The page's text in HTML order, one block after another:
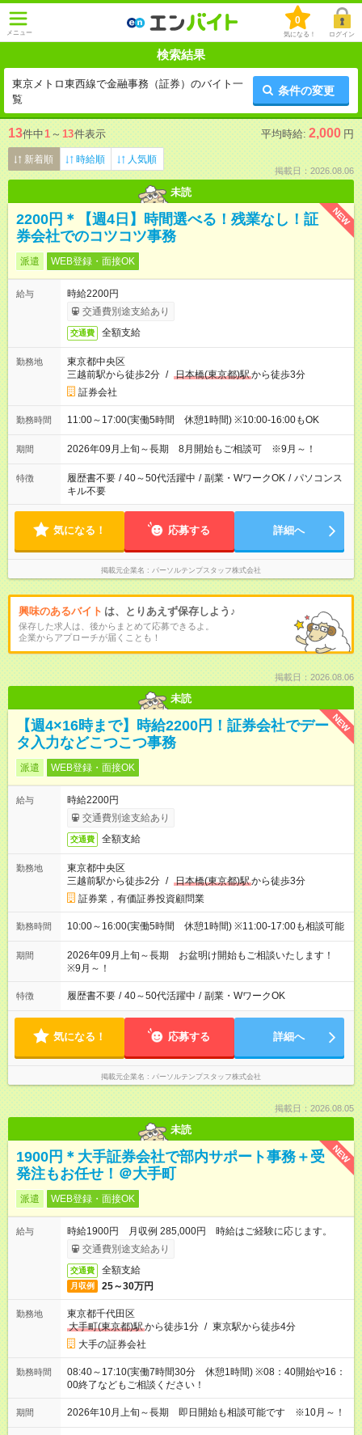
メニュー
0
気になる！ ログイン
検索結果
東京メトロ東西線で金融事務（証券）のバイト一
覧
条件の変更
13件中1 ～ 13件表示 平均時給: 2,000 円
新着順 時給順 人気順
掲載日：2026.08.06
未読
NEW
2200円＊【週4日】時間選べる！残業なし！証
券会社でのコツコツ事務
派遣 WEB登録・面接OK
給与
時給2200円
交通費別途支給あり
交通費 全額支給
勤務地
東京都中央区
三越前駅から徒歩2分 / 日本橋(東京都)駅から徒歩3分
証券会社
勤務時間 11:00～17:00(実働5時間 休憩1時間) ※10:00-16:00もOK
期間 2026年09月上旬～長期 8月開始もご相談可 ※9月～！
特徴 履歴書不要 / 40～50代活躍中 / 副業・WワークOK / パソコンス
キル不要
気になる！ 応募する 詳細へ
掲載元企業名 パーソルテンプスタッフ株式会社
興味のあるバイト は、とりあえず保存しよう♪
保存した求人は、後からまとめて応募できるよ。
企業からアプローチが届くことも！
掲載日：2026.08.06
未読
NEW
【週4×16時まで】時給2200円！証券会社でデー
タ入力などこつこつ事務
派遣 WEB登録・面接OK
給与
時給2200円
交通費別途支給あり
交通費 全額支給
勤務地
東京都中央区
三越前駅から徒歩2分 / 日本橋(東京都)駅から徒歩3分
証券業，有価証券投資顧問業
勤務時間 10:00～16:00(実働5時間 休憩1時間) ※11:00-17:00も相談可能
期間
2026年09月上旬～長期 お盆明け開始もご相談いたします！
※9月～！
特徴 履歴書不要 / 40～50代活躍中 / 副業・WワークOK
気になる！ 応募する 詳細へ
掲載元企業名 パーソルテンプスタッフ株式会社
掲載日：2026.08.05
未読
NEW
1900円＊大手証券会社で部内サポート事務＋受
発注もお任せ！＠大手町
派遣 WEB登録・面接OK
給与
時給1900円 月収例 285,000円 時給はご経験に応じます。
交通費別途支給あり
交通費 全額支給
月収例 25～30万円
勤務地
東京都千代田区
大手町(東京都)駅から徒歩1分 / 東京駅から徒歩4分
大手の証券会社
勤務時間
08:40～17:10(実働7時間30分 休憩1時間) ※08：40開始や16：
00終了などもご相談ください！
期間 2026年10月上旬～長期 即日開始も相談可能です ※10月～！